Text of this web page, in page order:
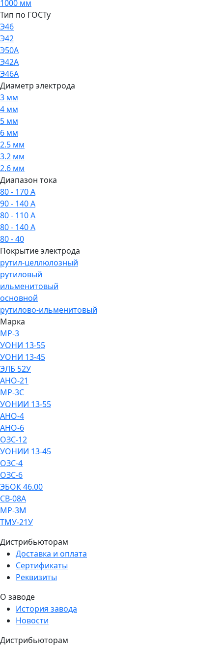
1000 мм
Тип по ГОСТу
Э46
Э42
Э50А
Э42А
Э46А
Диаметр электрода
3 мм
4 мм
5 мм
6 мм
2.5 мм
3.2 мм
2.6 мм
Диапазон тока
80 - 170 А
90 - 140 А
80 - 110 А
80 - 140 А
80 - 40
Покрытие электрода
рутил-целлюлозный
рутиловый
ильменитовый
основной
рутилово-ильменитовый
Марка
МР-3
УОНИ 13-55
УОНИ 13-45
ЭЛБ 52У
АНО-21
МР-3С
УОНИИ 13-55
АНО-4
АНО-6
ОЗС-12
УОНИИ 13-45
ОЗС-4
ОЗС-6
ЭБОК 46.00
СВ-08А
МР-3М
ТМУ-21У
Дистрибьюторам
Доставка и оплата
Сертификаты
Реквизиты
О заводе
История завода
Новости
Дистрибьюторам